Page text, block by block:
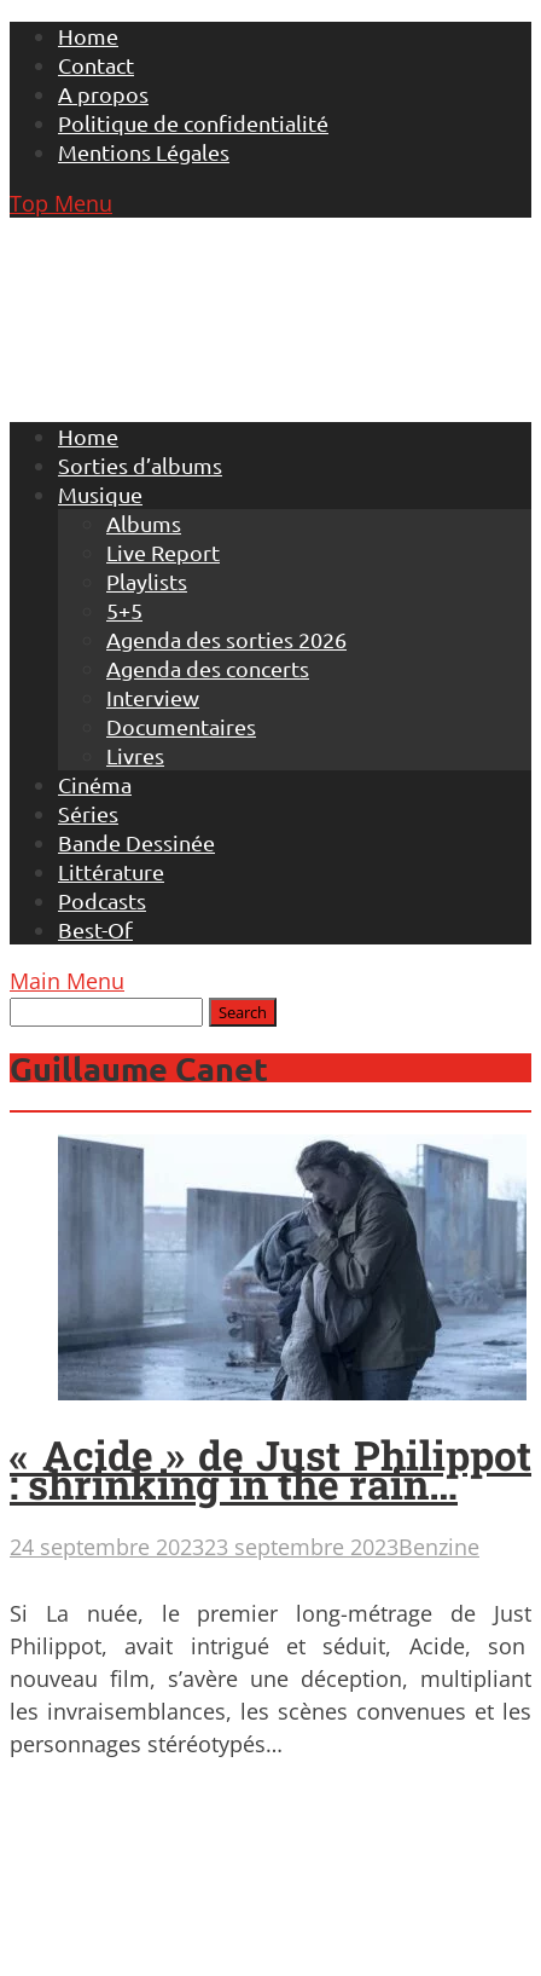
Skip
content
Home
Contact
A propos
Politique de confidentialité
Mentions Légales
Top Menu
Home
Sorties d’albums
Musique
Albums
Live Report
Playlists
5+5
Agenda des sorties 2026
Agenda des concerts
Interview
Documentaires
Livres
Cinéma
Séries
Bande Dessinée
Littérature
Podcasts
Best-Of
Main Menu
Guillaume Canet
« Acide » de Just Philippot
: shrinking in the rain…
24 septembre 202323 septembre 2023Benzine
Si La nuée, le premier long-métrage de Just
Philippot, avait intrigué et séduit, Acide, son
nouveau film, s’avère une déception, multipliant
les invraisemblances, les scènes convenues et les
personnages stéréotypés…